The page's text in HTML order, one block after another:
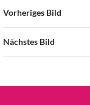
Vorheriges Bild
Nächstes Bild